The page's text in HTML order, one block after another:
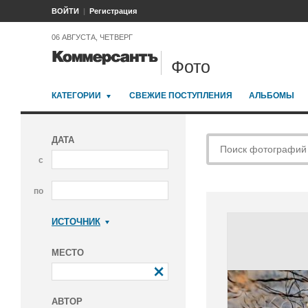
ВОЙТИ Регистрация
06 АВГУСТА, ЧЕТВЕРГ
Фото
КАТЕГОРИИ СВЕЖИЕ ПОСТУПЛЕНИЯ АЛЬБОМЫ
ДАТА
с
по
ИСТОЧНИК
МЕСТО
АВТОР